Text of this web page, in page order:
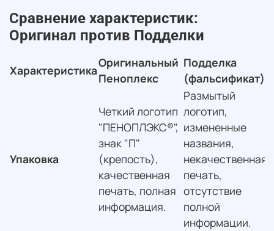
Сравнение характеристик:
Оригинал против Подделки
Характеристика
Оригинальный
Пеноплекс
Подделка
(фальсификат)
Упаковка
Четкий логотип
"ПЕНОПЛЭКС®",
знак "П"
(крепость),
качественная
печать, полная
информация.
Размытый
логотип,
измененные
названия,
некачественная
печать,
отсутствие
полной
информации.